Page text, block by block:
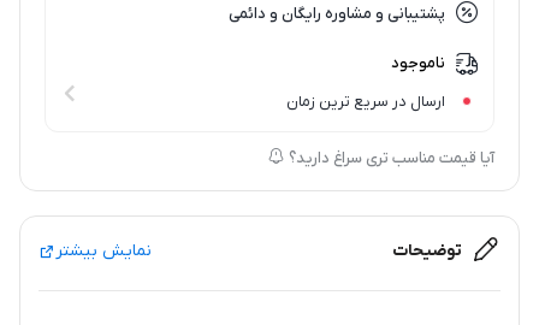
پشتیبانی و مشاوره رایگان و دائمی
ناموجود
ارسال در سریع ترین زمان
آیا قیمت مناسب تری سراغ دارید؟
توضیحات نمایش بیشتر